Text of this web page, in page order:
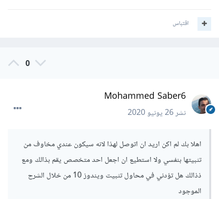
اقتباس
0
Mohammed Saber6
نشر26 يونيو 2020
اهلا بك لم اكن اريد ان اتوصل لهذا لانه سيكون عندي مخاوف من
تثبيتها بنفسي ولا استطيع ان اجعل احد متخصص يقم بذالك ومع
ذذالك هل تؤدني في محاول تثبيت ويندوز 10 من خلال الشرح
الموجود